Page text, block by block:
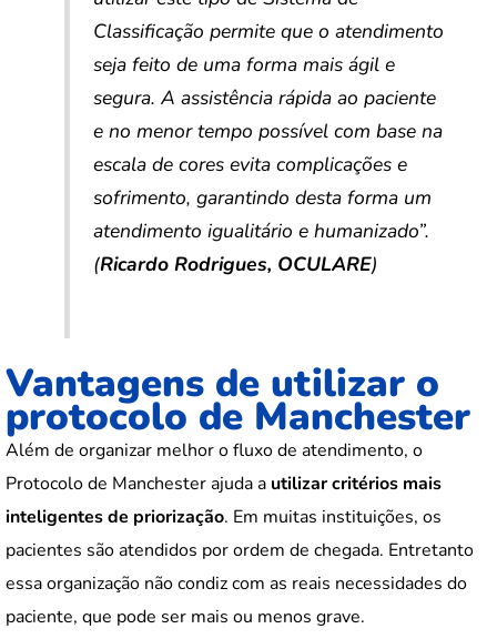
Classificação permite que o atendimento
seja feito de uma forma mais ágil e
segura. A assistência rápida ao paciente
e no menor tempo possível com base na
escala de cores evita complicações e
sofrimento, garantindo desta forma um
atendimento igualitário e humanizado”.
(Ricardo Rodrigues, OCULARE)
Vantagens de utilizar o
protocolo de Manchester
Além de organizar melhor o fluxo de atendimento, o
Protocolo de Manchester ajuda a utilizar critérios mais
inteligentes de priorização. Em muitas instituições, os
pacientes são atendidos por ordem de chegada. Entretanto
essa organização não condiz com as reais necessidades do
paciente, que pode ser mais ou menos grave.